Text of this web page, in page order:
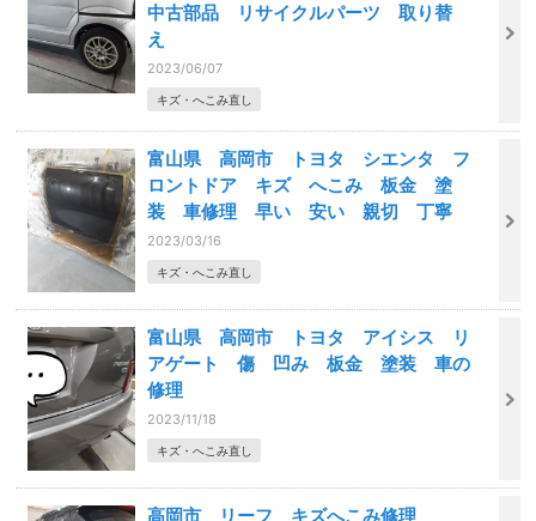
中古部品 リサイクルパーツ 取り替
え
2023/06/07
キズ・へこみ直し
富山県 高岡市 トヨタ シエンタ フ
ロントドア キズ へこみ 板金 塗
装 車修理 早い 安い 親切 丁寧
2023/03/16
キズ・へこみ直し
富山県 高岡市 トヨタ アイシス リ
アゲート 傷 凹み 板金 塗装 車の
修理
2023/11/18
キズ・へこみ直し
高岡市 リーフ キズへこみ修理